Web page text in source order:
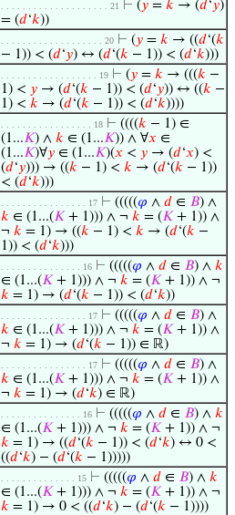
. . . . . . . . . . . . . . . . . . . . 21 ⊢ (𝑦 = 𝑘 → (𝑑‘𝑦)
= (𝑑‘𝑘))
. . . . . . . . . . . . . . . . . . . 20 ⊢ (𝑦 = 𝑘 → ((𝑑‘(𝑘
− 1)) < (𝑑‘𝑦) ↔ (𝑑‘(𝑘 − 1)) < (𝑑‘𝑘)))
. . . . . . . . . . . . . . . . . . 19 ⊢ (𝑦 = 𝑘 → (((𝑘 −
1) < 𝑦 → (𝑑‘(𝑘 − 1)) < (𝑑‘𝑦)) ↔ ((𝑘 −
1) < 𝑘 → (𝑑‘(𝑘 − 1)) < (𝑑‘𝑘))))
. . . . . . . . . . . . . . . . . 18 ⊢ ((((𝑘 − 1) ∈
(1...𝐾) ∧ 𝑘 ∈ (1...𝐾)) ∧ ∀𝑥 ∈
(1...𝐾)∀𝑦 ∈ (1...𝐾)(𝑥 < 𝑦 → (𝑑‘𝑥) <
(𝑑‘𝑦))) → ((𝑘 − 1) < 𝑘 → (𝑑‘(𝑘 − 1))
< (𝑑‘𝑘)))
. . . . . . . . . . . . . . . . 17 ⊢ (((((𝜑 ∧ 𝑑 ∈ 𝐵) ∧
𝑘 ∈ (1...(𝐾 + 1))) ∧ ¬ 𝑘 = (𝐾 + 1)) ∧
¬ 𝑘 = 1) → ((𝑘 − 1) < 𝑘 → (𝑑‘(𝑘 −
1)) < (𝑑‘𝑘)))
. . . . . . . . . . . . . . . 16 ⊢ (((((𝜑 ∧ 𝑑 ∈ 𝐵) ∧ 𝑘
∈ (1...(𝐾 + 1))) ∧ ¬ 𝑘 = (𝐾 + 1)) ∧ ¬
𝑘 = 1) → (𝑑‘(𝑘 − 1)) < (𝑑‘𝑘))
. . . . . . . . . . . . . . . . 17 ⊢ (((((𝜑 ∧ 𝑑 ∈ 𝐵) ∧
𝑘 ∈ (1...(𝐾 + 1))) ∧ ¬ 𝑘 = (𝐾 + 1)) ∧
¬ 𝑘 = 1) → (𝑑‘(𝑘 − 1)) ∈ ℝ)
. . . . . . . . . . . . . . . . 17 ⊢ (((((𝜑 ∧ 𝑑 ∈ 𝐵) ∧
𝑘 ∈ (1...(𝐾 + 1))) ∧ ¬ 𝑘 = (𝐾 + 1)) ∧
¬ 𝑘 = 1) → (𝑑‘𝑘) ∈ ℝ)
. . . . . . . . . . . . . . . 16 ⊢ (((((𝜑 ∧ 𝑑 ∈ 𝐵) ∧ 𝑘
∈ (1...(𝐾 + 1))) ∧ ¬ 𝑘 = (𝐾 + 1)) ∧ ¬
𝑘 = 1) → ((𝑑‘(𝑘 − 1)) < (𝑑‘𝑘) ↔ 0 <
((𝑑‘𝑘) − (𝑑‘(𝑘 − 1)))))
. . . . . . . . . . . . . . 15 ⊢ (((((𝜑 ∧ 𝑑 ∈ 𝐵) ∧ 𝑘
∈ (1...(𝐾 + 1))) ∧ ¬ 𝑘 = (𝐾 + 1)) ∧ ¬
𝑘 = 1) → 0 < ((𝑑‘𝑘) − (𝑑‘(𝑘 − 1))))